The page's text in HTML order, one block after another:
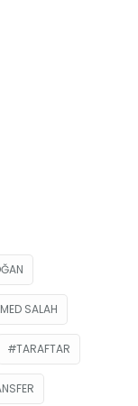
SALAH
TARAFTAR